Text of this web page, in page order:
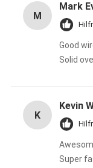
M
Mark
Good
Solid
K
Kevin
Super